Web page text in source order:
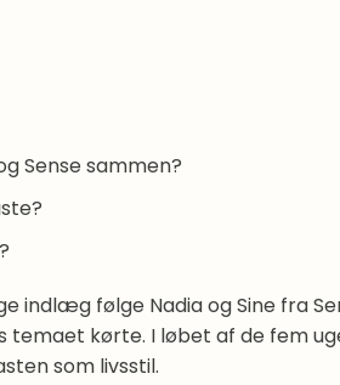
Sense sammen?
indlæg følge Nadia og Sine fra
temaet kørte. I løbet af de fem
som livsstil.